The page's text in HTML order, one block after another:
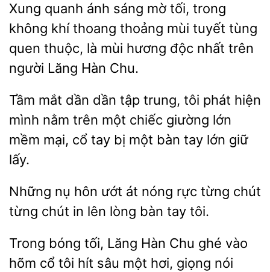
Xung quanh ánh sáng mờ tối, trong
không khí thoang thoảng mùi tuyết tùng
quen thuộc, là mùi hương độc
người Lăng Hàn
Tầm mắt dần dần
trung, tôi phát hiện
mình nằm trên một chiếc giường lớn
mềm mại, cổ
bị
bàn tay lớn giữ
lấy.
Những nụ hôn ướt át nóng rực
từng
in lên lòng bàn tay tôi.
Trong bóng tối, Lăng Hàn Chu ghé vào
cổ tôi hít sâu một hơi,
nói